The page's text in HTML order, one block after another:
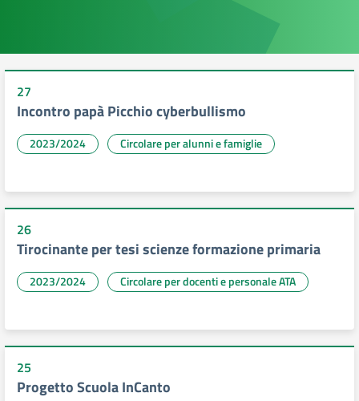
27
Incontro papà Picchio cyberbullismo
2023/2024 Circolare per alunni e famiglie
26
Tirocinante per tesi scienze formazione primaria
2023/2024 Circolare per docenti e personale ATA
25
Progetto Scuola InCanto